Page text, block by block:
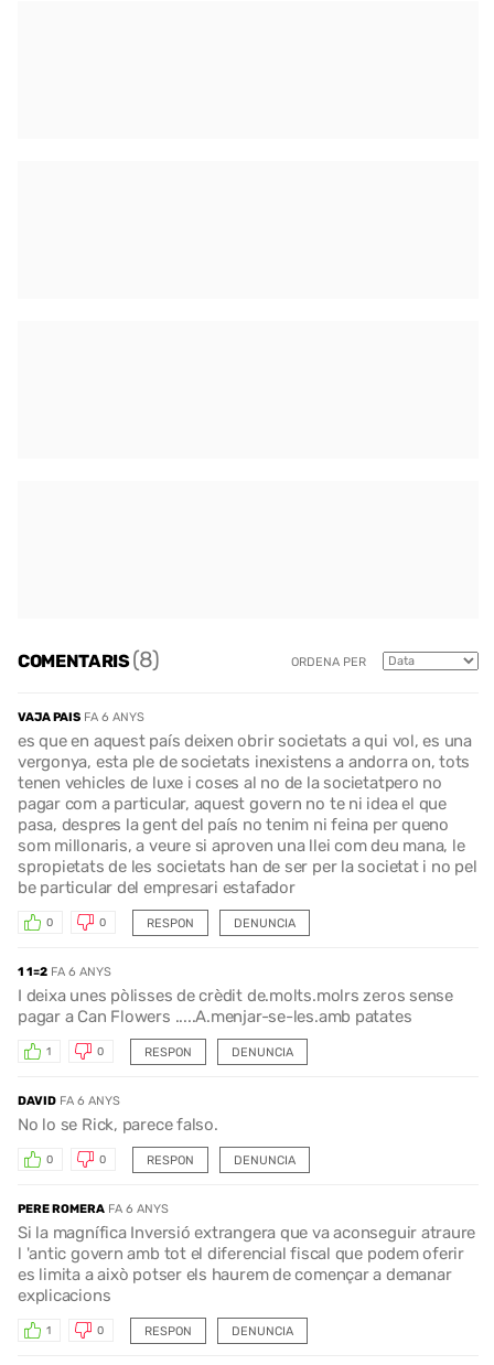
COMENTARIS(8) ORDENA PER
VAJA PAIS FA 6 ANYS
es que en aquest país deixen obrir societats a qui vol, es una
vergonya, esta ple de societats inexistens a andorra on, tots
tenen vehicles de luxe i coses al no de la societatpero no
pagar com a particular, aquest govern no te ni idea el que
pasa, despres la gent del país no tenim ni feina per queno
som millonaris, a veure si aproven una llei com deu mana, le
spropietats de les societats han de ser per la societat i no pel
be particular del empresari estafador
RESPON
0 0 DENUNCIA
1 1=2 FA 6 ANYS
I deixa unes pòlisses de crèdit de.molts.molrs zeros sense
pagar a Can Flowers .....A.menjar-se-les.amb patates
RESPON
1 0 DENUNCIA
DAVID FA 6 ANYS
No lo se Rick, parece falso.
RESPON
0 0 DENUNCIA
PERE ROMERA FA 6 ANYS
Si la magnífica Inversió extrangera que va aconseguir atraure
l 'antic govern amb tot el diferencial fiscal que podem oferir
es limita a això potser els haurem de començar a demanar
explicacions
RESPON
1 0 DENUNCIA